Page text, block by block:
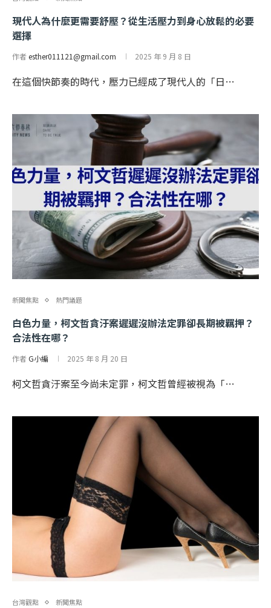
現代人為什麼更需要舒壓？從生活壓力到身心放鬆的必要
選擇
作者 esther011121@gmail.com 2025 年 9 月 8 日
在這個快節奏的時代，壓力已經成了現代人的「日…
新聞焦點 熱門議題
白色力量，柯文哲貪汙案遲遲沒辦法定罪卻長期被羈押？
合法性在哪？
作者G小編 2025 年 8 月 20 日
柯文哲貪汙案至今尚未定罪，柯文哲曾經被視為「…
台灣觀點 新聞焦點